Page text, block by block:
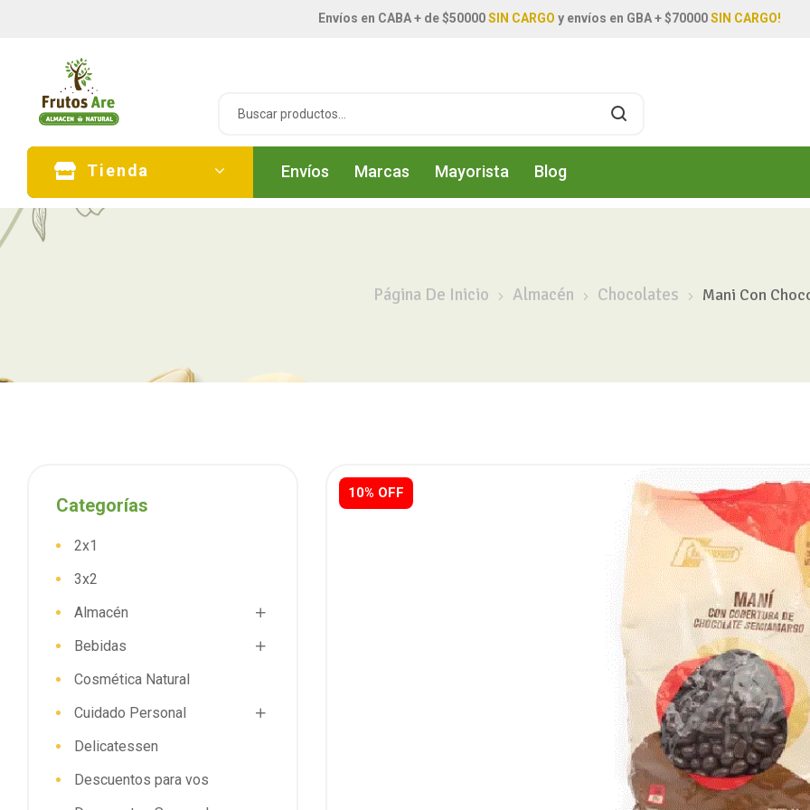
Envíos en CABA + de $50000SIN CARGO y envíos en GBA + $70000SIN CARGO!
Tienda Envíos Marcas Mayorista Blog
Página De Inicio Almacén Chocolates Mani Con
10% OFF
Categorías
2x1
3x2
Almacén
Bebidas
Cosmética Natural
Cuidado Personal
Delicatessen
Descuentos para vos